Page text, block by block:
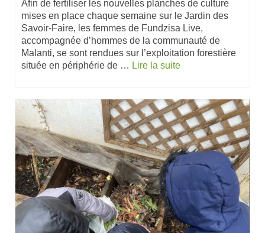
Afin de fertiliser les nouvelles planches de culture
mises en place chaque semaine sur le Jardin des
Savoir-Faire, les femmes de Fundzisa Live,
accompagnée d’hommes de la communauté de
Malanti, se sont rendues sur l’exploitation forestière
située en périphérie de … Lire la suite